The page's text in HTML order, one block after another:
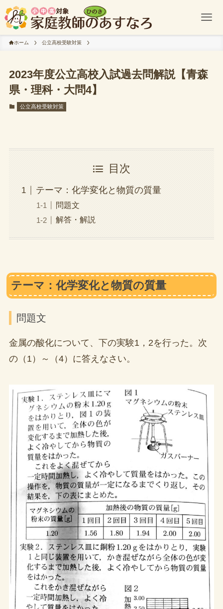
ホーム 公立高校受験対策
2023年度公立高校入試過去問解説【青森
県・理科・大問4】
公立高校受験対策
目次
テーマ：化学変化と物質の質量
問題文
解答・解説
テーマ：化学変化と物質の質量
問題文
金属の酸化について、下の実験1，2を行った。次
の（1）～（4）に答えなさい。